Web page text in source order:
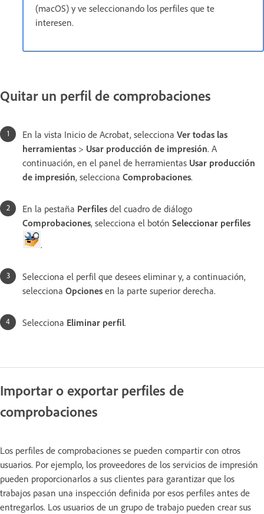
(macOS) y ve seleccionando los perfiles que te
interesen.
Quitar un perfil de comprobaciones
En la vista Inicio de Acrobat, selecciona Ver todas las
herramientas > Usar producción de impresión. A
continuación, en el panel de herramientas Usar producción
de impresión, selecciona Comprobaciones.
En la pestaña Perfiles del cuadro de diálogo
Comprobaciones, selecciona el botón Seleccionar perfiles
.
Selecciona el perfil que desees eliminar y, a continuación,
selecciona Opciones en la parte superior derecha.
Selecciona Eliminar perfil.
Importar o exportar perfiles de
comprobaciones
Los perfiles de comprobaciones se pueden compartir con otros
usuarios. Por ejemplo, los proveedores de los servicios de impresión
pueden proporcionarlos a sus clientes para garantizar que los
trabajos pasan una inspección definida por esos perfiles antes de
entregarlos. Los usuarios de un grupo de trabajo pueden crear sus